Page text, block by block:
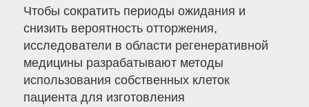
Чтобы сократить периоды ожидания и
снизить вероятность отторжения,
исследователи в области регенеративной
медицины разрабатывают методы
использования собственных клеток
пациента для изготовления